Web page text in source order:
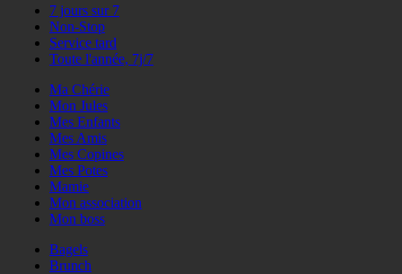
7 jours sur 7
Non-Stop
Service tard
Toute l'année, 7j/7
Ma Chérie
Mon Jules
Mes Enfants
Mes Amis
Mes Copines
Mes Potes
Mamie
Mon association
Mon boss
Bagels
Brunch